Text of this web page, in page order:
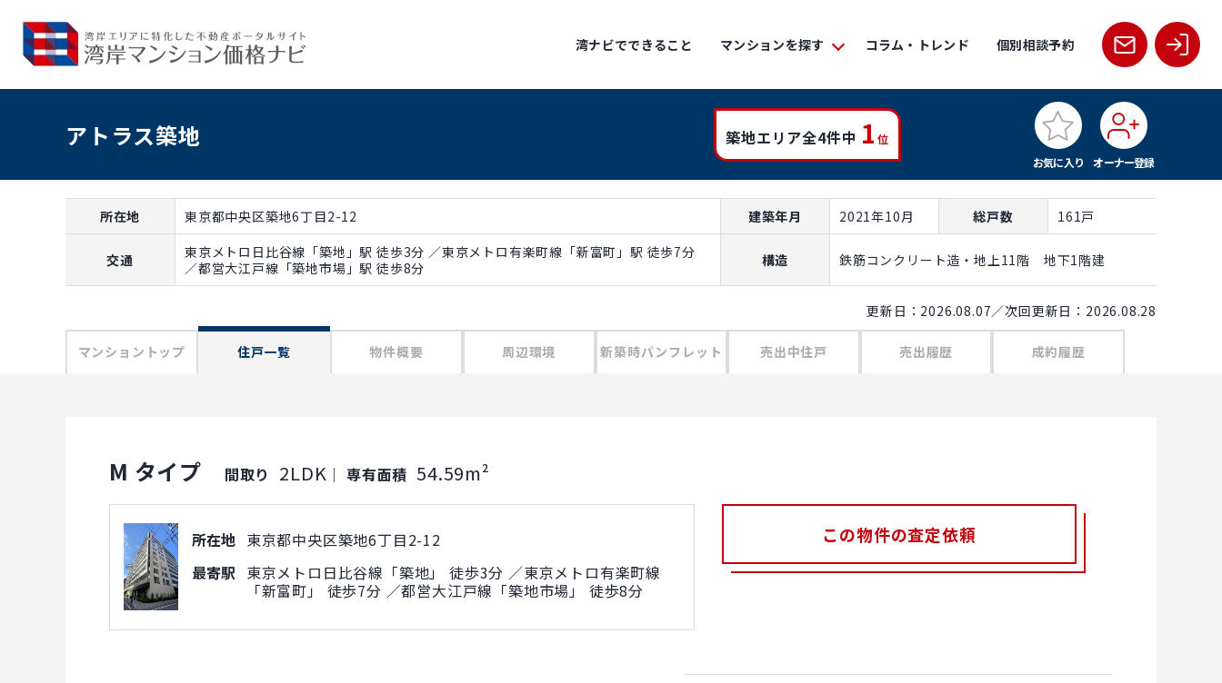
湾ナビでできること マンションを探す コラム・トレンド 個別相談予約
アトラス築地 築地エリア全4件中 1 位
お気に入り
オーナー登録
所在地 東京都中央区築地6丁目2-12 建築年月 2021年10月 総戸数 161戸
交通
東京メトロ日比谷線「築地」駅 徒歩3分 ／東京メトロ有楽町線「新富町」駅 徒歩7分
／都営大江戸線「築地市場」駅 徒歩8分
構造 鉄筋コンクリート造・地上11階 地下1階建
更新日：2026.08.07／次回更新日：2026.08.28
マンショントップ 住戸一覧 物件概要 周辺環境 新築時パンフレット 売出中住戸 売出履歴 成約履歴
M タイプ 間取り 2LDK ｜専有面積 54.59m²
所在地 東京都中央区築地6丁目2-12
最寄駅 東京メトロ日比谷線「築地」 徒歩3分 ／東京メトロ有楽町線
「新富町」 徒歩7分 ／都営大江戸線「築地市場」 徒歩8分
この物件の査定依頼